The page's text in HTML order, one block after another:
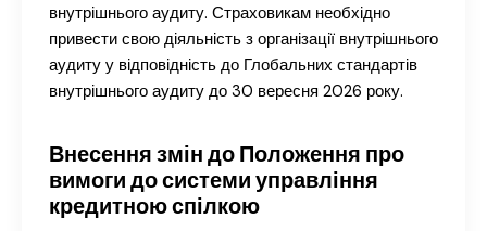
внутрішнього аудиту. Страховикам необхідно
привести свою діяльність з організації внутрішнього
аудиту у відповідність до Глобальних стандартів
внутрішнього аудиту до 30 вересня 2026 року.
Внесення змін до Положення про
вимоги до системи управління
кредитною спілкою